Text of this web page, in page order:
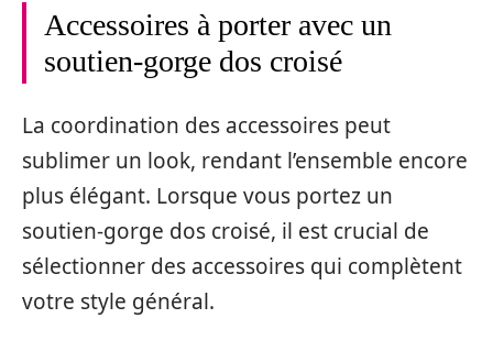
Accessoires à porter avec un
soutien-gorge dos croisé
La coordination des accessoires peut
sublimer un look, rendant l’ensemble encore
plus élégant. Lorsque vous portez un
soutien-gorge dos croisé, il est crucial de
sélectionner des accessoires qui complètent
votre style général.